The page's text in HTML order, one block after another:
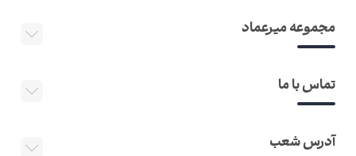
مجموعه میرعماد
تماس با ما
آدرس شعب